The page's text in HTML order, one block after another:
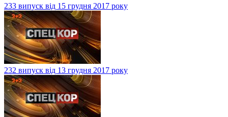
233 випуск від 15 грудня 2017 року
232 випуск від 13 грудня 2017 року